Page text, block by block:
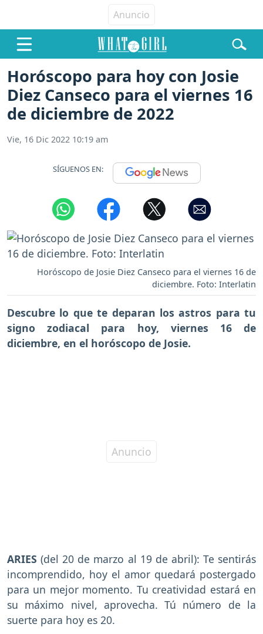
Horóscopo para hoy con Josie
Diez Canseco para el viernes 16
de diciembre de 2022
Vie, 16 Dic 2022 10:19 am
SÍGUENOS EN:
Horóscopo de Josie Diez Canseco para el viernes 16 de
diciembre. Foto: Interlatin
Descubre lo que te deparan los astros para tu
signo zodiacal para hoy, viernes 16 de
diciembre, en el horóscopo de Josie.
ARIES (del 20 de marzo al 19 de abril): Te sentirás
incomprendido, hoy el amor quedará postergado
para un mejor momento. Tu creatividad estará en
su máximo nivel, aprovecha. Tú número de la
suerte para hoy es 20.